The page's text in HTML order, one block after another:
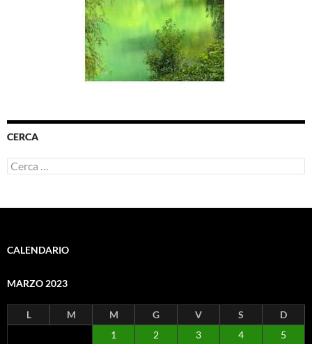
CERCA
Ricerca
per:
CALENDARIO
MARZO 2023
L M M G V S
D
1
2 3 4
5